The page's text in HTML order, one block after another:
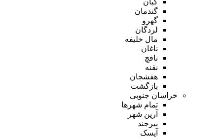
گندمان
گهرو
لردگان
مال خلیفه
ناغان
نافچ
نقنه
هفشجان
بازگشت
خراسان جنوبی
تمام شهر‌ها
آرین شهر
بیرجند
آیسک